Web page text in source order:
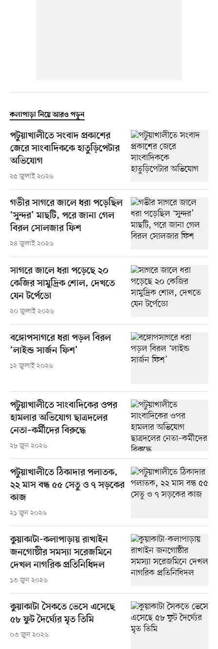
কলাপাড়া নিয়ে আরও পড়ুন
পটুয়াখালীতে সংবাদ প্রকাশের
জেরে সাংবাদিককে হাতুড়িপেটার
অভিযোগ
২৫ জুলাই ২০২৬
গভীর সাগরে জালে ধরা পড়েছিল
‘সুন্দর’ মাছটি, পরে জানা গেল
বিরল সোলজার ফিশ
২৪ জুলাই ২০২৬
সাগরে জালে ধরা পড়েছে ২০
কেজির সামুদ্রিক শোল, দেখতে
যেন টর্পেডো
২০ জুলাই ২০২৬
বঙ্গোপসাগরে ধরা পড়ল বিরল
‘লাইন্ড সার্জন ফিশ’
১২ জুলাই ২০২৬
পটুয়াখালীতে সাংবাদিকের ওপর
হামলার অভিযোগ ছাত্রদলের
নেতা–কর্মীদের বিরুদ্ধে
২৮ জুন ২০২৬
পটুয়াখালীতে ঠিকাদার পলাতক,
২২ মাস বন্ধ ৫৫ সেতু ও ৭ সড়কের
কাজ
২১ জুন ২০২৬
কুয়াকাটা-কলাপাড়ায় রাখাইন
জনগোষ্ঠীর সমস্যা সরেজমিনে
দেখল নাগরিক প্রতিনিধিদল
১৩ জুন ২০২৬
কুয়াকাটা সৈকতে ভেসে এসেছে
৫৮ ফুট দৈর্ঘ্যের মৃত তিমি
০৩ জুন ২০২৬